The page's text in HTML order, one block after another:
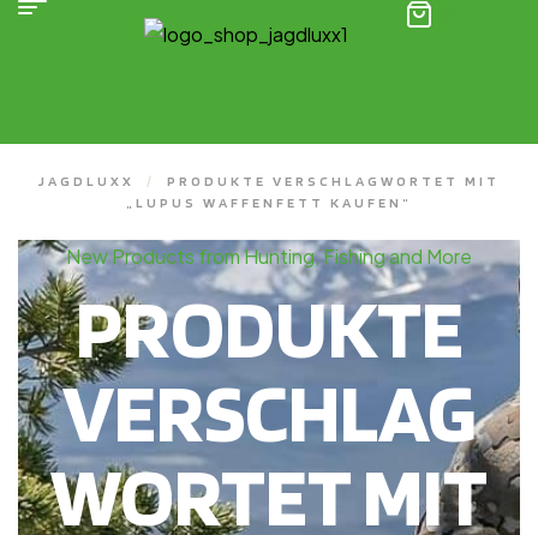
JAGDLUXX /
PRODUKTE VERSCHLAGWORTET MIT
„LUPUS WAFFENFETT KAUFEN“
New Products from Hunting, Fishing and More
PRODUKTE
VERSCHLAG
WORTET MIT